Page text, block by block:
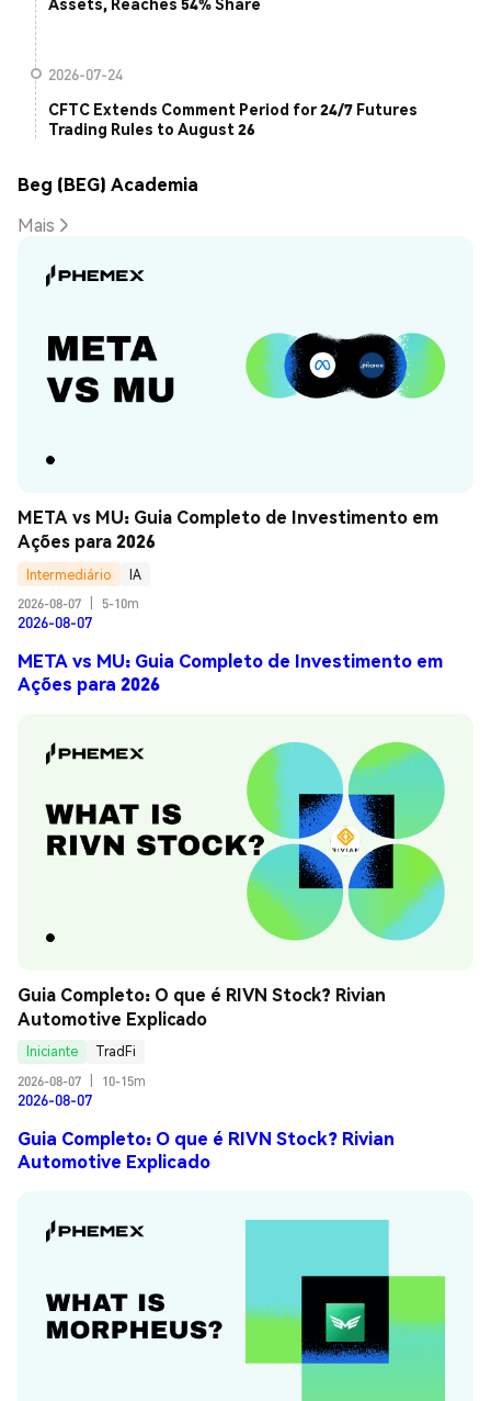
2026-07-24
CFTC Extends Comment Period for 24/7 Futures
Trading Rules to August 26
Beg (BEG) Academia
Mais
META vs MU: Guia Completo de Investimento em
Ações para 2026
Intermediário
IA
2026-08-07
5-10m
2026-08-07
META vs MU: Guia Completo de Investimento em
Ações para 2026
Guia Completo: O que é RIVN Stock? Rivian
Automotive Explicado
Iniciante
TradFi
2026-08-07
10-15m
2026-08-07
Guia Completo: O que é RIVN Stock? Rivian
Automotive Explicado